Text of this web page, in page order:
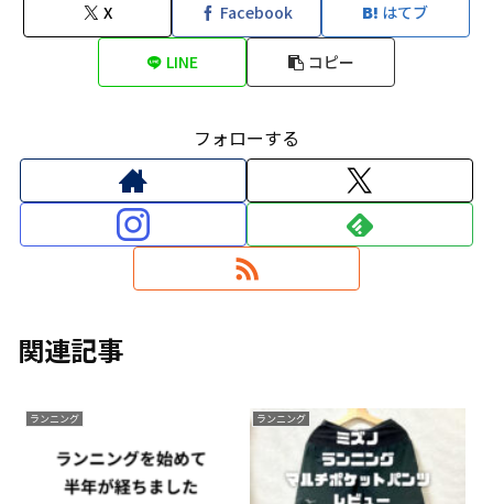
X Facebook はてブ
LINE コピー
フォローする
関連記事
ランニング ランニング